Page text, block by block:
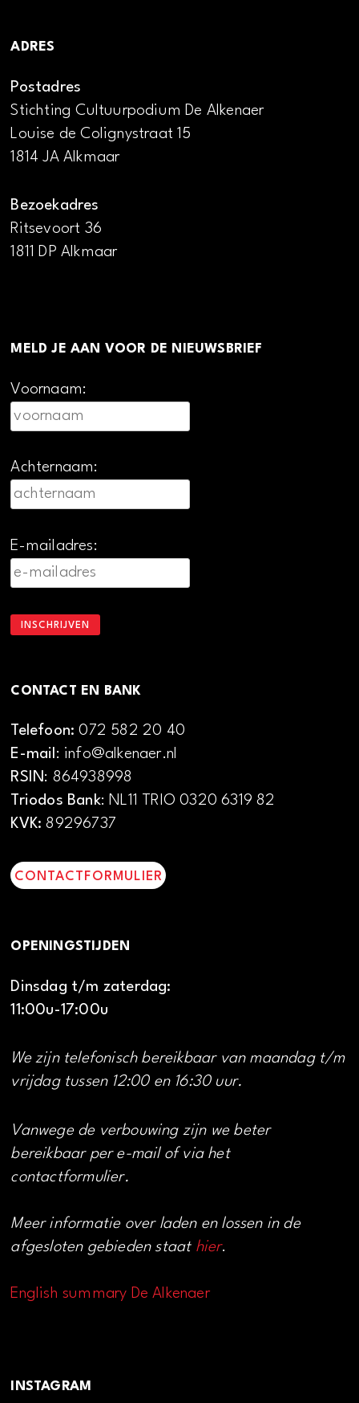
ADRES
Postadres
Stichting Cultuurpodium De Alkenaer
Louise de Colignystraat 15
1814 JA Alkmaar
Bezoekadres
Ritsevoort 36
1811 DP Alkmaar
MELD JE AAN VOOR DE NIEUWSBRIEF
Voornaam:
Achternaam:
E-mailadres:
CONTACT EN BANK
Telefoon:072 582 20 40
E-mail: info@alkenaer.nl
RSIN: 864938998
Triodos Bank: NL11 TRIO 0320 6319 82
KVK: 89296737
CONTACTFORMULIER
OPENINGSTIJDEN
Dinsdag t/m zaterdag:
11:00u-17:00u
We zijn telefonisch bereikbaar van maandag t/m
vrijdag tussen 12:00 en 16:30 uur.
Vanwege de verbouwing zijn we beter
bereikbaar per e-mail of via het
contactformulier.
Meer informatie over laden en lossen in de
afgesloten gebieden staat hier.
English summary De Alkenaer
INSTAGRAM